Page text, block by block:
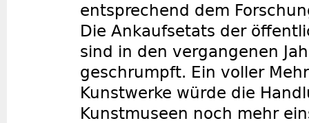
entsprechend dem
Die Ankaufsetats der
sind in den vergangenen
geschrumpft. Ein voller
Kunstwerke würde die
Kunstmuseen noch mehr